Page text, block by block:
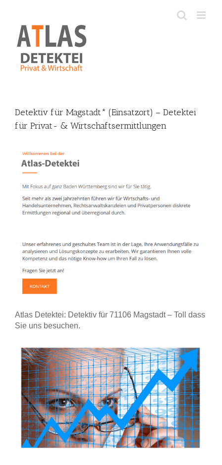
content
Detektiv für Magstadt* (Einsatzort) – Detektei
für Privat- & Wirtschaftsermittlungen
Atlas Detektei: Detektiv für 71106 Magstadt – Toll dass
Sie uns besuchen.